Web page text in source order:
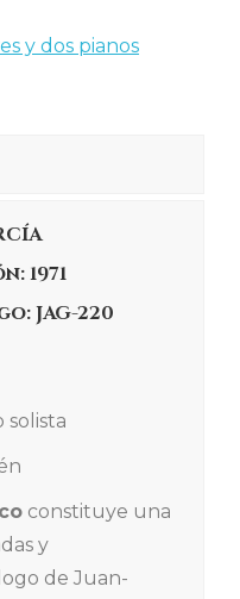
y dos pianos
1971
JAG-220
solista
constituye una
y
de Juan-